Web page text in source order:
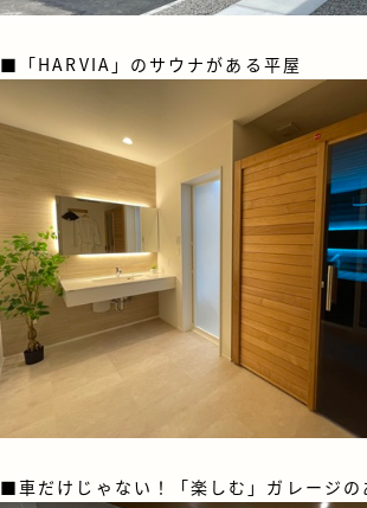
■「HARVIA」のサウナがある平屋
■車だけじゃない！「楽しむ」ガレージの